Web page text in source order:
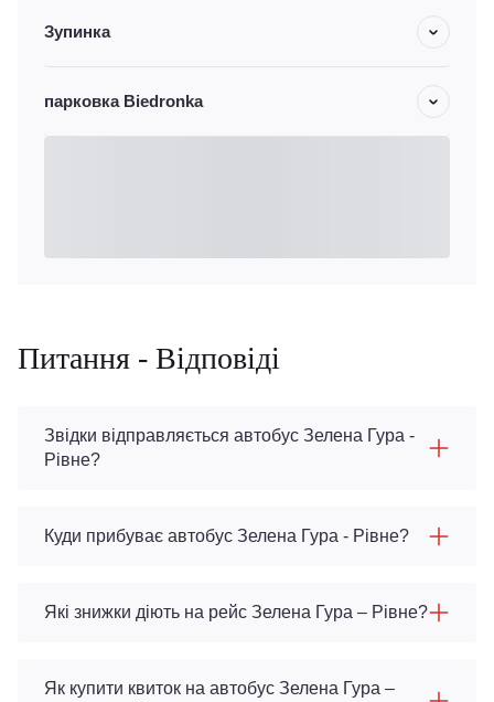
Зупинка
парковка Biedronka
Питання - Відповіді
Звідки відправляється автобус Зелена Гура -
Рівне?
Куди прибуває автобус Зелена Гура - Рівне?
Які знижки діють на рейс Зелена Гура – Рівне?
Як купити квиток на автобус Зелена Гура –